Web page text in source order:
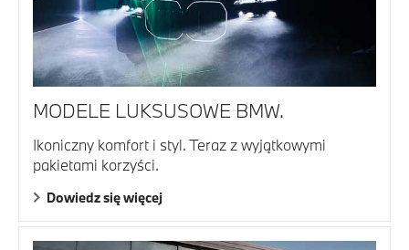
MODELE LUKSUSOWE BMW.
Ikoniczny komfort i styl. Teraz z wyjątkowymi
pakietami korzyści.
Dowiedz się więcej